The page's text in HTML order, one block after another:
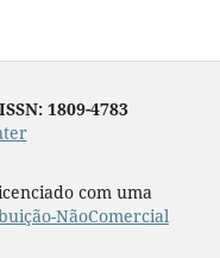
1809-4783
com uma
NãoComercial